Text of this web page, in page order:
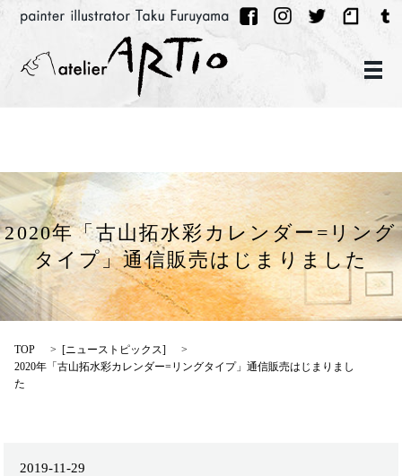
メ
2020年「古山拓水彩カレンダー=リング
タイプ」通信販売はじまりました
TOP [ニューストピックス]
2020年「古山拓水彩カレンダー=リングタイプ」通信販売はじまりまし
た
2019-11-29